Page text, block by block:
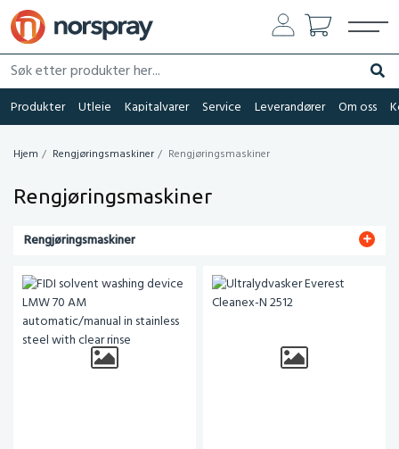
Søk etter produkter her...
Søk
Produkter Utleie Kapitalvarer Service Leverandører Om oss
Hjem Rengjøringsmaskiner Rengjøringsmaskiner
Rengjøringsmaskiner
Rengjøringsmaskiner